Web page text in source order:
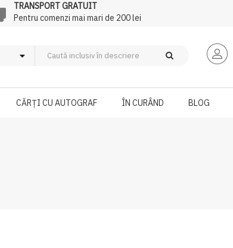
TRANSPORT GRATUIT
Pentru comenzi mai mari de 200 lei
CĂRȚI CU AUTOGRAF ÎN CURÂND BLOG